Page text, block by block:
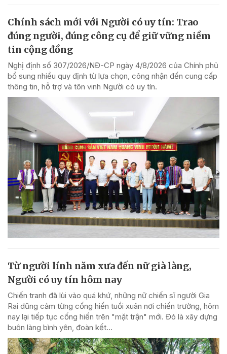
Chính sách mới với Người có uy tín: Trao
đúng người, đúng công cụ để giữ vững niềm
tin cộng đồng
Nghị định số 307/2026/NĐ-CP ngày 4/8/2026 của Chính phủ
bổ sung nhiều quy định từ lựa chọn, công nhận đến cung cấp
thông tin, hỗ trợ và tôn vinh Người có uy tín.
Từ người lính năm xưa đến nữ già làng,
Người có uy tín hôm nay
Chiến tranh đã lùi vào quá khứ, những nữ chiến sĩ người Gia
Rai dũng cảm từng cống hiến tuổi xuân nơi chiến trường, hôm
nay lại tiếp tục cống hiến trên "mặt trận" mới. Đó là xây dựng
buôn làng bình yên, đoàn kết...